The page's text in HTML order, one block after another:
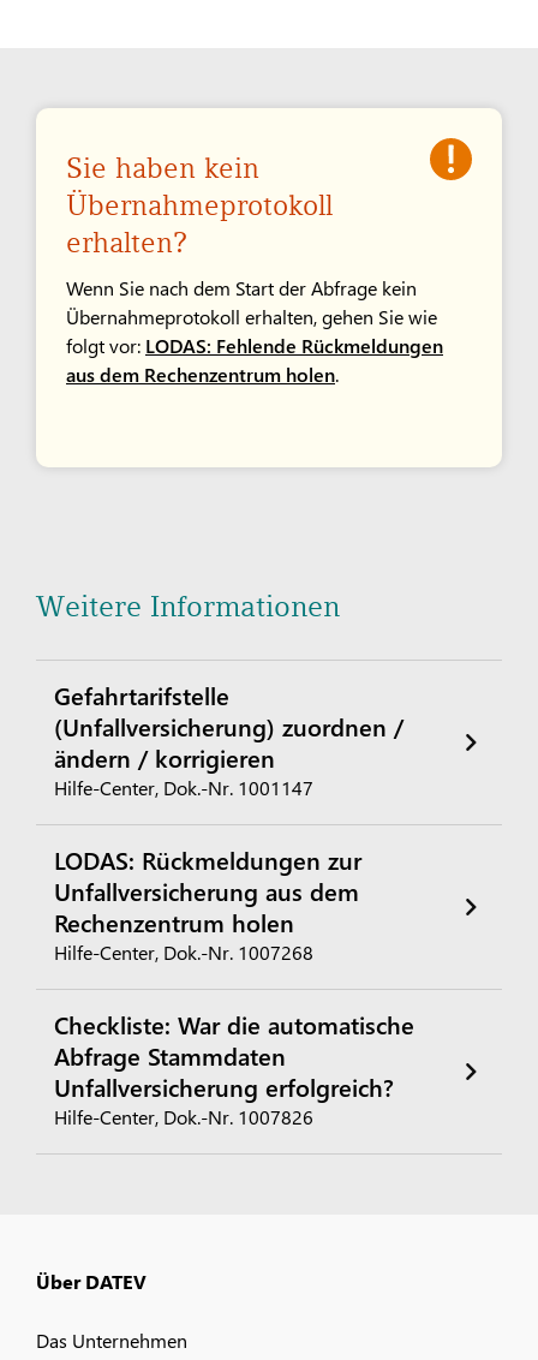
Sie haben kein
Übernahmeprotokoll
erhalten?
Wenn Sie nach dem Start der Abfrage kein
Übernahmeprotokoll erhalten, gehen Sie wie
folgt vor: LODAS: Fehlende Rückmeldungen
aus dem Rechenzentrum holen.
Weitere Informationen
Gefahrtarifstelle
(Unfallversicherung) zuordnen /
ändern / korrigieren
Hilfe-Center, Dok.-Nr. 1001147
LODAS: Rückmeldungen zur
Unfallversicherung aus dem
Rechenzentrum holen
Hilfe-Center, Dok.-Nr. 1007268
Checkliste: War die automatische
Abfrage Stammdaten
Unfallversicherung erfolgreich?
Hilfe-Center, Dok.-Nr. 1007826
Über DATEV
Das Unternehmen